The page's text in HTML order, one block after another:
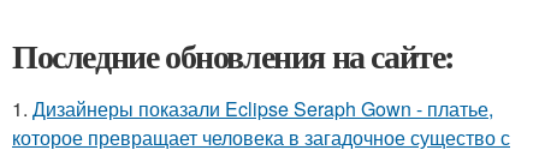
Последние обновления на сайте:
1. Дизайнеры показали Eclipse Seraph Gown - платье,
которое превращает человека в загадочное существо с